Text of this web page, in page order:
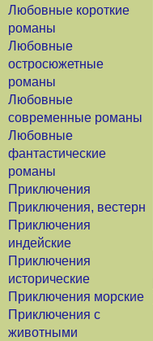
Любовные короткие
романы
Любовные
остросюжетные
романы
Любовные
современные романы
Любовные
фантастические
романы
Приключения
Приключения, вестерн
Приключения
индейские
Приключения
исторические
Приключения морские
Приключения с
животными